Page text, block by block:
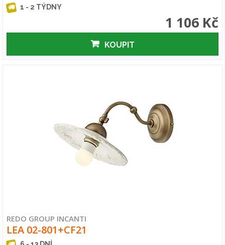
1 - 2 TÝDNY
1 106 Kč
KOUPIT
REDO GROUP INCANTI
LEA 02-801+CF21